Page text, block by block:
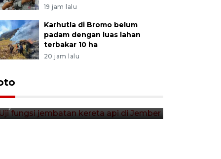
19 jam lalu
Karhutla di Bromo belum
padam dengan luas lahan
terbakar 10 ha
20 jam lalu
Uji fungsi jembatan kereta api
di Jember